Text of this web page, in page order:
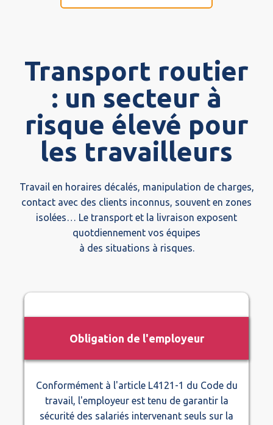
Transport routier
: un secteur à
risque élevé pour
les travailleurs
Travail en horaires décalés, manipulation de charges,
contact avec des clients inconnus, souvent en zones
isolées… Le transport et la livraison exposent
quotdiennement vos équipes
à des situations à risques.
Obligation de l'employeur
Conformément à l'article L4121-1 du Code du
travail, l'employeur est tenu de garantir la
sécurité des salariés intervenant seuls sur la